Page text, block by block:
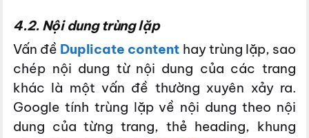
4.2. Nội dung trùng lặp
Vấn đề Duplicate content hay trùng lặp, sao
chép nội dung từ nội dung của các trang
khác là một vấn đề thường xuyên xảy ra.
Google tính trùng lặp về nội dung theo nội
dung của từng trang, thẻ heading, khung